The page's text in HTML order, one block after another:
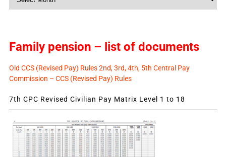
Family pension – list of documents
Old CCS (Revised Pay) Rules 2nd, 3rd, 4th, 5th Central Pay
Commission – CCS (Revised Pay) Rules
7th CPC Revised Civilian Pay Matrix Level 1 to 18